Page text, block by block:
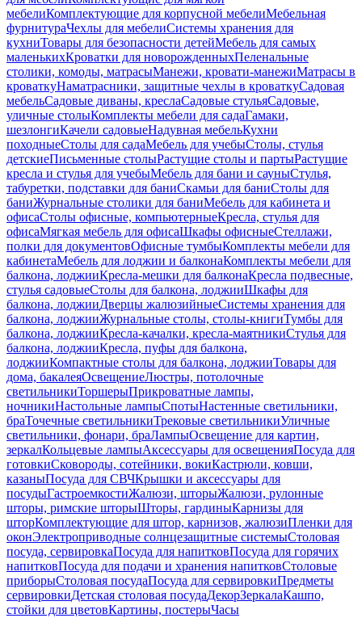
мебелиКомплектующие для корпусной мебелиМебельная
фурнитураЧехлы для мебелиСистемы хранения для
кухниТовары для безопасности детейМебель для самых
маленькихКроватки для новорожденныхПеленальные
столики, комоды, матрасыМанежи, кровати-манежиМатрасы в
кроваткуНаматрасники, защитные чехлы в кроваткуСадовая
мебельСадовые диваны, креслаСадовые стульяСадовые,
уличные столыКомплекты мебели для садаГамаки,
шезлонгиКачели садовыеНадувная мебельКухни
походныеСтолы для садаМебель для учебыСтолы, стулья
детскиеПисьменные столыРастущие столы и партыРастущие
кресла и стулья для учебыМебель для бани и сауныСтулья,
табуретки, подставки для баниСкамьи для баниСтолы для
баниЖурнальные столики для баниМебель для кабинета и
офисаСтолы офисные, компьютерныеКресла, стулья для
офисаМягкая мебель для офисаШкафы офисныеСтеллажи,
полки для документовОфисные тумбыКомплекты мебели для
кабинетаМебель для лоджии и балконаКомплекты мебели для
балкона, лоджииКресла-мешки для балконаКресла подвесные,
стулья садовыеСтолы для балкона, лоджииШкафы для
балкона, лоджииДверцы жалюзийныеСистемы хранения для
балкона, лоджииЖурнальные столы, столы-книгиТумбы для
балкона, лоджииКресла-качалки, кресла-маятникиСтулья для
балкона, лоджииКресла, пуфы для балкона,
лоджииКомпактные столы для балкона, лоджииТовары для
дома, бакалеяОсвещениеЛюстры, потолочные
светильникиТоршерыПрикроватные лампы,
ночникиНастольные лампыСпотыНастенные светильники,
браТочечные светильникиТрековые светильникиУличные
светильники, фонари, браЛампыОсвещение для картин,
зеркалКольцевые лампыАксессуары для освещенияПосуда для
готовкиСковороды, сотейники, вокиКастрюли, ковши,
казаныПосуда для СВЧКрышки и аксессуары для
посудыГастроемкостиЖалюзи, шторыЖалюзи, рулонные
шторы, римские шторыШторы, гардиныКарнизы для
шторКомплектующие для штор, карнизов, жалюзиПленки для
оконЭлектроприводные солнцезащитные системыСтоловая
посуда, сервировкаПосуда для напитковПосуда для горячих
напитковПосуда для подачи и хранения напитковСтоловые
приборыСтоловая посудаПосуда для сервировкиПредметы
сервировкиДетская столовая посудаДекорЗеркалаКашпо,
стойки для цветовКартины, постерыЧасы